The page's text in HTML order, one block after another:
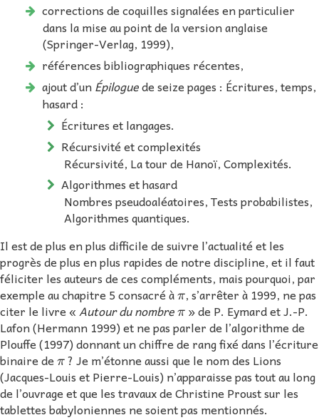
corrections de coquilles signalées en particulier
dans la mise au point de la version anglaise
(Springer-Verlag, 1999),
références bibliographiques récentes,
ajout d’unÉpiloguede seize pages : Écritures, temps,
hasard :
Écritures et langages.
Récursivité et complexités
Récursivité, La tour de Hanoï, Complexités.
Algorithmes et hasard
Nombres pseudoaléatoires, Tests probabilistes,
Algorithmes quantiques.
Il est de plus en plus difficile de suivre l’actualité et les
progrès de plus en plus rapides de notre discipline, et il faut
féliciter les auteurs de ces compléments, mais pourquoi, par
exemple au chapitre 5 consacré àπ, s’arrêter à 1999, ne pas
citer le livre «Autour du nombreπ» de P. Eymard et J.-P.
Lafon (Hermann 1999) et ne pas parler de l’algorithme de
Plouffe (1997) donnant un chiffre de rang fixé dans l’écriture
binaire deπ? Je m’étonne aussi que le nom des Lions
(Jacques-Louis et Pierre-Louis) n’apparaisse pas tout au long
de l’ouvrage et que les travaux de Christine Proust sur les
tablettes babyloniennes ne soient pas mentionnés.